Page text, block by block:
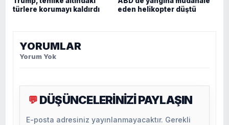
türlere korumayı kaldırdı
eden helikopter düştü
YORUMLAR
Yorum Yok
💬 DÜŞÜNCELERİNİZİ PAYLAŞIN
E-posta adresiniz yayınlanmayacaktır. Gerekli